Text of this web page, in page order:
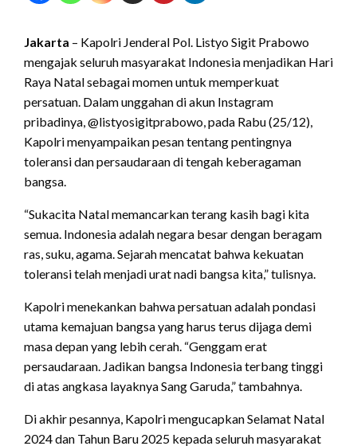
Jakarta – Kapolri Jenderal Pol. Listyo Sigit Prabowo
mengajak seluruh masyarakat Indonesia menjadikan Hari
Raya Natal sebagai momen untuk memperkuat
persatuan. Dalam unggahan di akun Instagram
pribadinya, @listyosigitprabowo, pada Rabu (25/12),
Kapolri menyampaikan pesan tentang pentingnya
toleransi dan persaudaraan di tengah keberagaman
bangsa.
“Sukacita Natal memancarkan terang kasih bagi kita
semua. Indonesia adalah negara besar dengan beragam
ras, suku, agama. Sejarah mencatat bahwa kekuatan
toleransi telah menjadi urat nadi bangsa kita,” tulisnya.
Kapolri menekankan bahwa persatuan adalah pondasi
utama kemajuan bangsa yang harus terus dijaga demi
masa depan yang lebih cerah. “Genggam erat
persaudaraan. Jadikan bangsa Indonesia terbang tinggi
di atas angkasa layaknya Sang Garuda,” tambahnya.
Di akhir pesannya, Kapolri mengucapkan Selamat Natal
2024 dan Tahun Baru 2025 kepada seluruh masyarakat